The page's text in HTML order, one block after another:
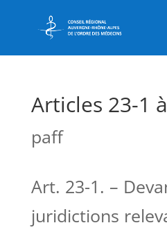
Articles 23-1
paff
Art. 23-1. –
juridictions